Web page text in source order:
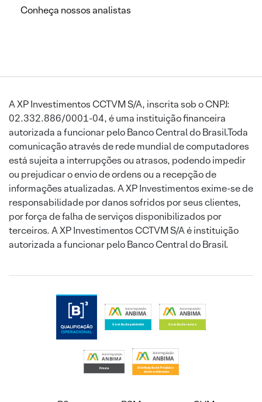
Conheça nossos analistas
A XP Investimentos CCTVM S/A, inscrita sob o CNPJ:
02.332.886/0001-04, é uma instituição financeira
autorizada a funcionar pelo Banco Central do Brasil.Toda
comunicação através de rede mundial de computadores
está sujeita a interrupções ou atrasos, podendo impedir
ou prejudicar o envio de ordens ou a recepção de
informações atualizadas. A XP Investimentos exime-se de
responsabilidade por danos sofridos por seus clientes,
por força de falha de serviços disponibilizados por
terceiros. A XP Investimentos CCTVM S/A é instituição
autorizada a funcionar pelo Banco Central do Brasil.